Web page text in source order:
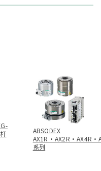
ABSODEX
系列